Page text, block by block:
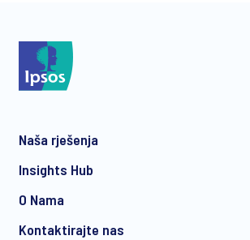
*
Naša rješenja
Insights Hub
O Nama
Kontaktirajte nas